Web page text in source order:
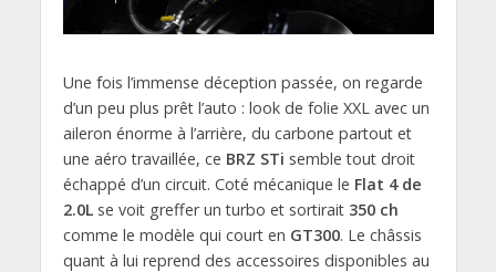
Une fois l’immense déception passée, on regarde
d’un peu plus prêt l’auto : look de folie XXL avec un
aileron énorme à l’arrière, du carbone partout et
une aéro travaillée, ce BRZ STi semble tout droit
échappé d’un circuit. Coté mécanique le Flat 4 de
2.0Lse voit greffer un turbo et sortirait 350 ch
comme le modèle qui court en GT300. Le châssis
quant à lui reprend des accessoires disponibles au